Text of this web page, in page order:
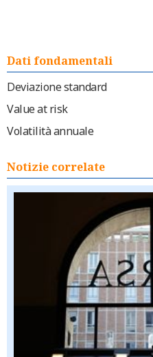
Dati fondamentali
Deviazione standard
Value at risk
Volatilità annuale
Notizie correlate